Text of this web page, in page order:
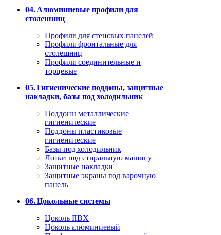
04. Алюминиевые профили для
столешниц
Профили для стеновых панелей
Профили фронтальные для
столешниц
Профили соединительные и
торцевые
05. Гигиенические поддоны, защитные
накладки, базы под холодильник
Поддоны металлические
гигиенические
Поддоны пластиковые
гигиенические
Базы под холодильник
Лотки под стиральную машину
Защитные накладки
Защитные экраны под варочную
панель
06. Цокольные системы
Цоколь ПВХ
Цоколь алюминиевый